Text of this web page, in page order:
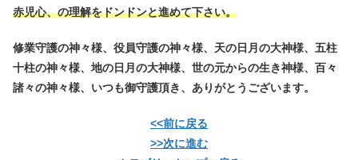
赤児心、の理解をドンドンと進めて下さい。
修業守護の神々様、役員守護の神々様、天の日月の大神様、五柱
十柱の神々様、地の日月の大神様、世の元からの生き神様、百々
諸々の神々様、いつも御守護頂き、ありがとうございます。
<<前に戻る
>>次に進む